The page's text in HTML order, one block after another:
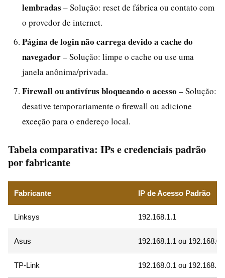
lembradas – Solução: reset de fábrica ou contato com
o provedor de internet.
Página de login não carrega devido a cache do
navegador– Solução: limpe o cache ou use uma
janela anônima/privada.
Firewall ou antivírus bloqueando o acesso – Solução:
desative temporariamente o firewall ou adicione
exceção para o endereço local.
Tabela comparativa: IPs e credenciais padrão
por fabricante
Fabricante IP de Acesso Padrão
Linksys 192.168.1.1
Asus 192.168.1.1 ou
TP-Link 192.168.0.1 ou